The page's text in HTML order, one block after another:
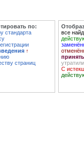
по:
стандарта
↑
страниц
все
С